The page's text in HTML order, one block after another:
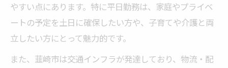
やすい点にあります。特に平日勤務は、家庭やプライベ
ートの予定を土日に確保したい方や、子育てや介護と両
立したい方にとって魅力的です。
また、韮崎市は交通インフラが発達しており、物流・配